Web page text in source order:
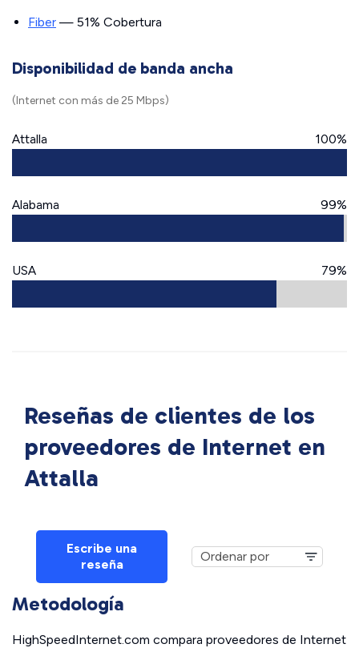
Fiber — 51% Cobertura
Disponibilidad de banda ancha
(Internet con más de 25 Mbps)
Attalla 100%
Alabama 99%
USA 79%
Reseñas de clientes de los
proveedores de Internet en
Attalla
Escribe una
reseña
Metodología
HighSpeedInternet.com compara proveedores de Internet